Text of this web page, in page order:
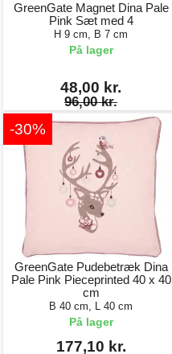
GreenGate Magnet Dina Pale
Pink Sæt med 4
H 9 cm, B 7 cm
På lager
48,00 kr.
96,00 kr.
-30%
GreenGate Pudebetræk Dina
Pale Pink Pieceprinted 40 x 40
cm
B 40 cm, L 40 cm
På lager
177,10 kr.